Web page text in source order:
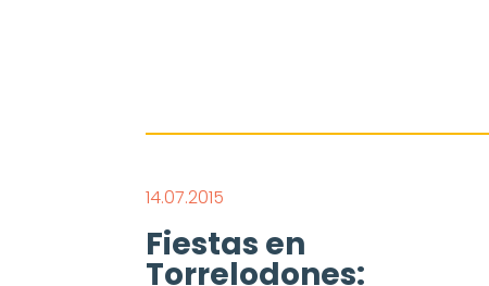
Fiestas en
Torrelodones:
14.07.2015